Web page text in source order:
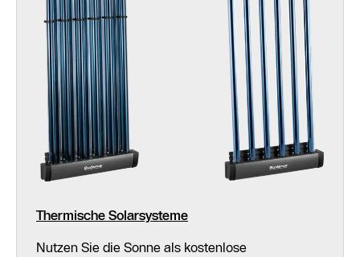
Thermische Solarsysteme
Nutzen Sie die Sonne als kostenlose